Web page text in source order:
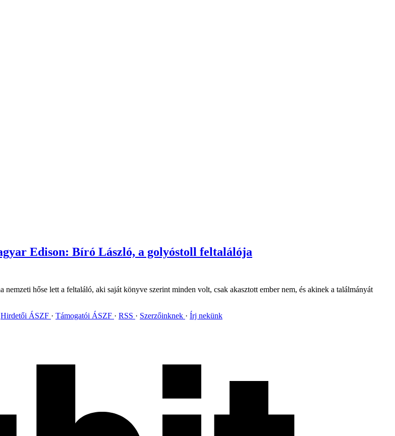
Edison: Bíró László, a golyóstoll feltalálója
hőse lett a feltaláló, aki saját könyve szerint minden volt, csak akasztott ember nem, és akinek a találmányát
Hirdetői ÁSZF Támogatói ÁSZF RSS Szerzőinknek Írj nekünk